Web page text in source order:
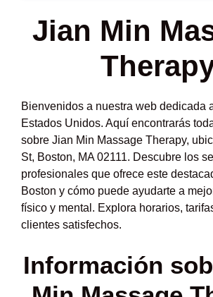
Jian Min
Bienvenidos a nuestra web dedicada
Estados Unidos. Aquí encontrarás
sobre Jian Min Massage Therapy,
St, Boston, MA 02111. Descubre los
profesionales que ofrece este
Boston y cómo puede ayudarte a
físico y mental. Explora horarios,
clientes satisfechos.
Información